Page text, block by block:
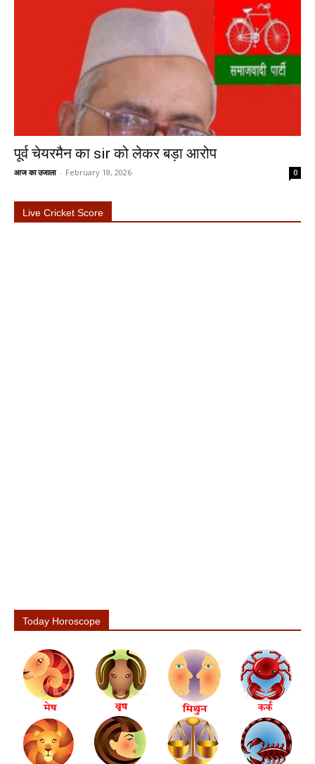
पूर्व चेयरमैन का sir को लेकर बड़ा आरोप
आज का उजाला - February 18, 2026 0
Live Cricket Score
Today Horoscope